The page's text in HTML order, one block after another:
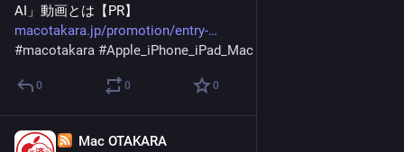
AI」動画とは【PR】
macotakara.jp/promotion/entry-
#macotakara #Apple_iPhone_iPad_Mac
0 0 0
Mac OTAKARA